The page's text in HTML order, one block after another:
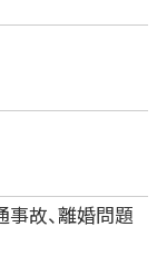
事故、離婚問題